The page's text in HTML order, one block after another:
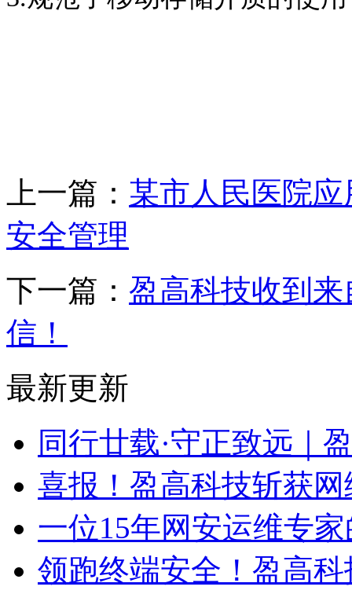
上一篇： 某市人民医院
安全管理
下一篇： 盈高科技收到
信！
最新更新
同行廿载·守正致远｜
喜报！盈高科技斩获
一位15年网安运维专
领跑终端安全！盈高